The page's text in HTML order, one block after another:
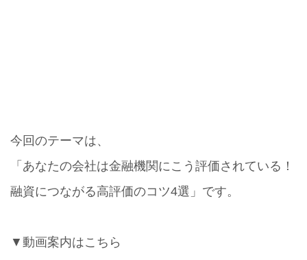
今回のテーマは、
「あなたの会社は金融機関にこう評価されている！
融資につながる高評価のコツ4選」です。
▼動画案内はこちら